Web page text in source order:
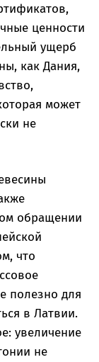
ценности
ущерб
как Дания,
может
не
обращении
что
полезно для
в Латвии.
увеличение
не